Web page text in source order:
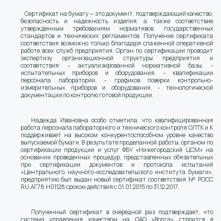
Сертификат на бумагу — это документ, подтверждающий качество,
безопасность и надежность изделия, а также соответствие
утвержденным требованиям нормативов, государственных
стандартов и технических регламентов. Получение сертификата
соответствия возможно только благодаря слаженной оперативной
работе всех служб предприятия. Орган по сертификации проводит
экспертизу организационной структуры предприятия и
соответствия: - актуализированной нормативной базы, -
испытательных приборов и оборудования, - квалификации
персонала лаборатории, - графиков поверки контрольно-
измерительных приборов и оборудования, - технологической
документации по контролю готовой продукции.
Надежда Ивановна особо отметила, что квалифицированная
работа персонала лабораторного и технического контроля ОЛТК и К
поддерживает на высоком конкурентоспособном уровне качество
выпускаемой бумаги. В результате проделанной работы, органом по
сертификации продукции и услуг ФБУ «Нижегородский ЦСМ» на
основании проведенных процедур, представленных обязательных
при сертификации документов и протокола испытаний
«Центрального научного-исследовательского института бумаги»,
предприятию был выдан новый сертификат соответствия № РОСС
RU.АГ78.Н01128 сроком действия с 01.01.2015 по 31.12.2017.
Полученный сертификат в очередной раз подтверждает, что
система управления качеством на ОАО «Волга» строится в